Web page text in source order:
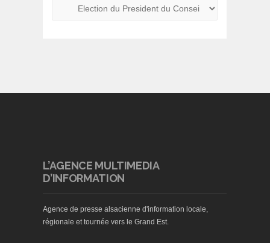
L’AGENCE MULTIMEDIA
D’INFORMATION
Agence de presse alsacienne d'information locale,
régionale et tournée vers le Grand Est.